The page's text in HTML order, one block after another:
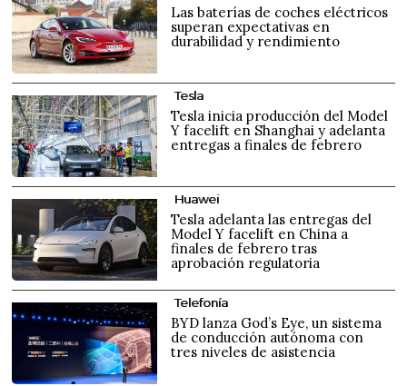
Las baterías de coches eléctricos
superan expectativas en
durabilidad y rendimiento
Tesla
Tesla inicia producción del Model
Y facelift en Shanghai y adelanta
entregas a finales de febrero
Huawei
Tesla adelanta las entregas del
Model Y facelift en China a
finales de febrero tras
aprobación regulatoria
Telefonía
BYD lanza God’s Eye, un sistema
de conducción autónoma con
tres niveles de asistencia